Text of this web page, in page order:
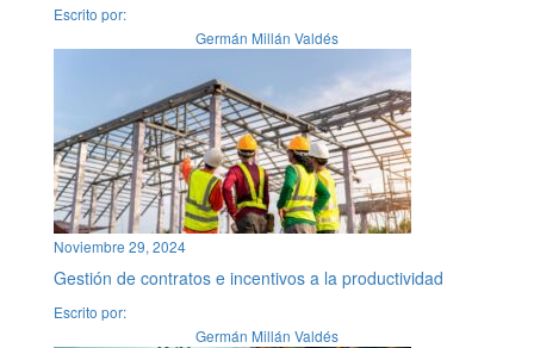
Escrito por:
Germán Millán Valdés
Noviembre 29, 2024
Gestión de contratos e incentivos a la productividad
Escrito por:
Germán Millán Valdés